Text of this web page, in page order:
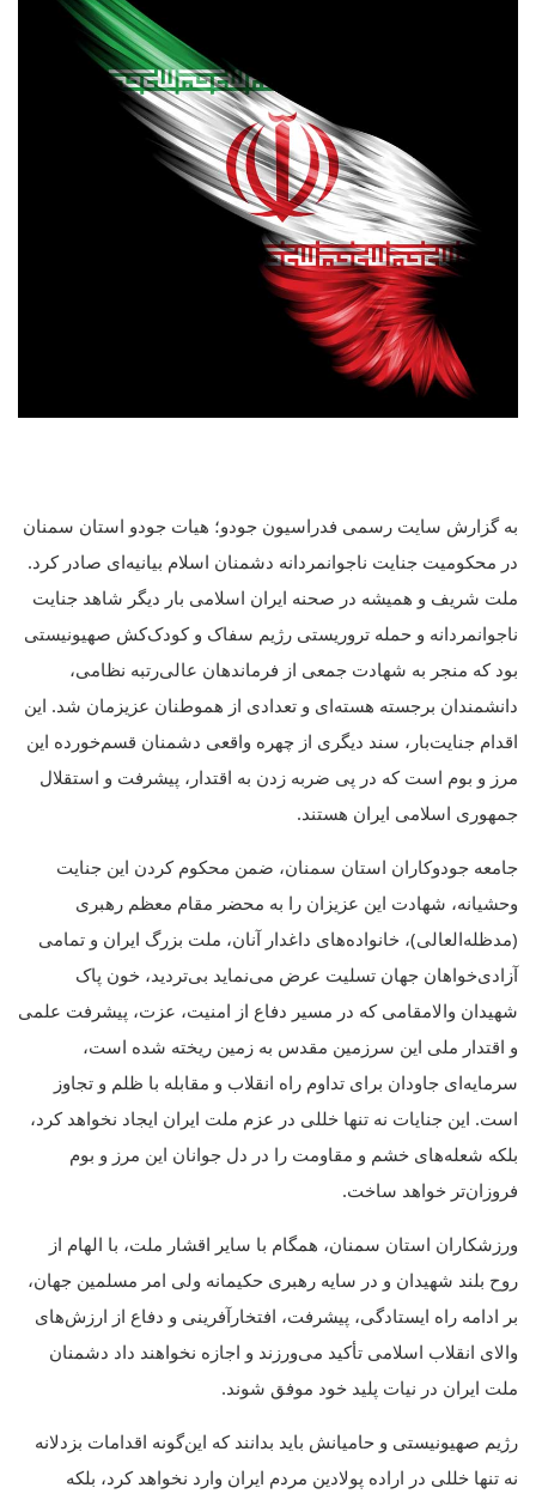
به گزارش سایت رسمی فدراسیون جودو؛ هیات جودو استان سمنان
در محکومیت جنایت ناجوانمردانه دشمنان اسلام بیانیه‌ای صادر کرد.
ملت شریف و همیشه در صحنه ایران اسلامی بار دیگر شاهد جنایت
ناجوانمردانه و حمله تروریستی رژیم سفاک و کودک‌کش صهیونیستی
بود که منجر به شهادت جمعی از فرماندهان عالی‌رتبه نظامی،
دانشمندان برجسته هسته‌ای و تعدادی از هموطنان عزیزمان شد. این
اقدام جنایت‌بار، سند دیگری از چهره واقعی دشمنان قسم‌خورده این
مرز و بوم است که در پی ضربه زدن به اقتدار، پیشرفت و استقلال
جمهوری اسلامی ایران هستند.
جامعه جودوکاران استان سمنان، ضمن محکوم کردن این جنایت
وحشیانه، شهادت این عزیزان را به محضر مقام معظم رهبری
(مدظله‌العالی)، خانواده‌های داغدار آنان، ملت بزرگ ایران و تمامی
آزادی‌خواهان جهان تسلیت عرض می‌نماید بی‌تردید، خون پاک
شهیدان والامقامی که در مسیر دفاع از امنیت، عزت، پیشرفت علمی
و اقتدار ملی این سرزمین مقدس به زمین ریخته شده است،
سرمایه‌ای جاودان برای تداوم راه انقلاب و مقابله با ظلم و تجاوز
است. این جنایات نه تنها خللی در عزم ملت ایران ایجاد نخواهد کرد،
بلکه شعله‌های خشم و مقاومت را در دل جوانان این مرز و بوم
فروزان‌تر خواهد ساخت.
ورزشکاران استان سمنان، همگام با سایر اقشار ملت، با الهام از
روح بلند شهیدان و در سایه رهبری حکیمانه ولی امر مسلمین جهان،
بر ادامه راه ایستادگی، پیشرفت، افتخارآفرینی و دفاع از ارزش‌های
والای انقلاب اسلامی تأکید می‌ورزند و اجازه نخواهند داد دشمنان
ملت ایران در نیات پلید خود موفق شوند.
رژیم صهیونیستی و حامیانش باید بدانند که این‌گونه اقدامات بزدلانه
نه تنها خللی در اراده پولادین مردم ایران وارد نخواهد کرد، بلکه